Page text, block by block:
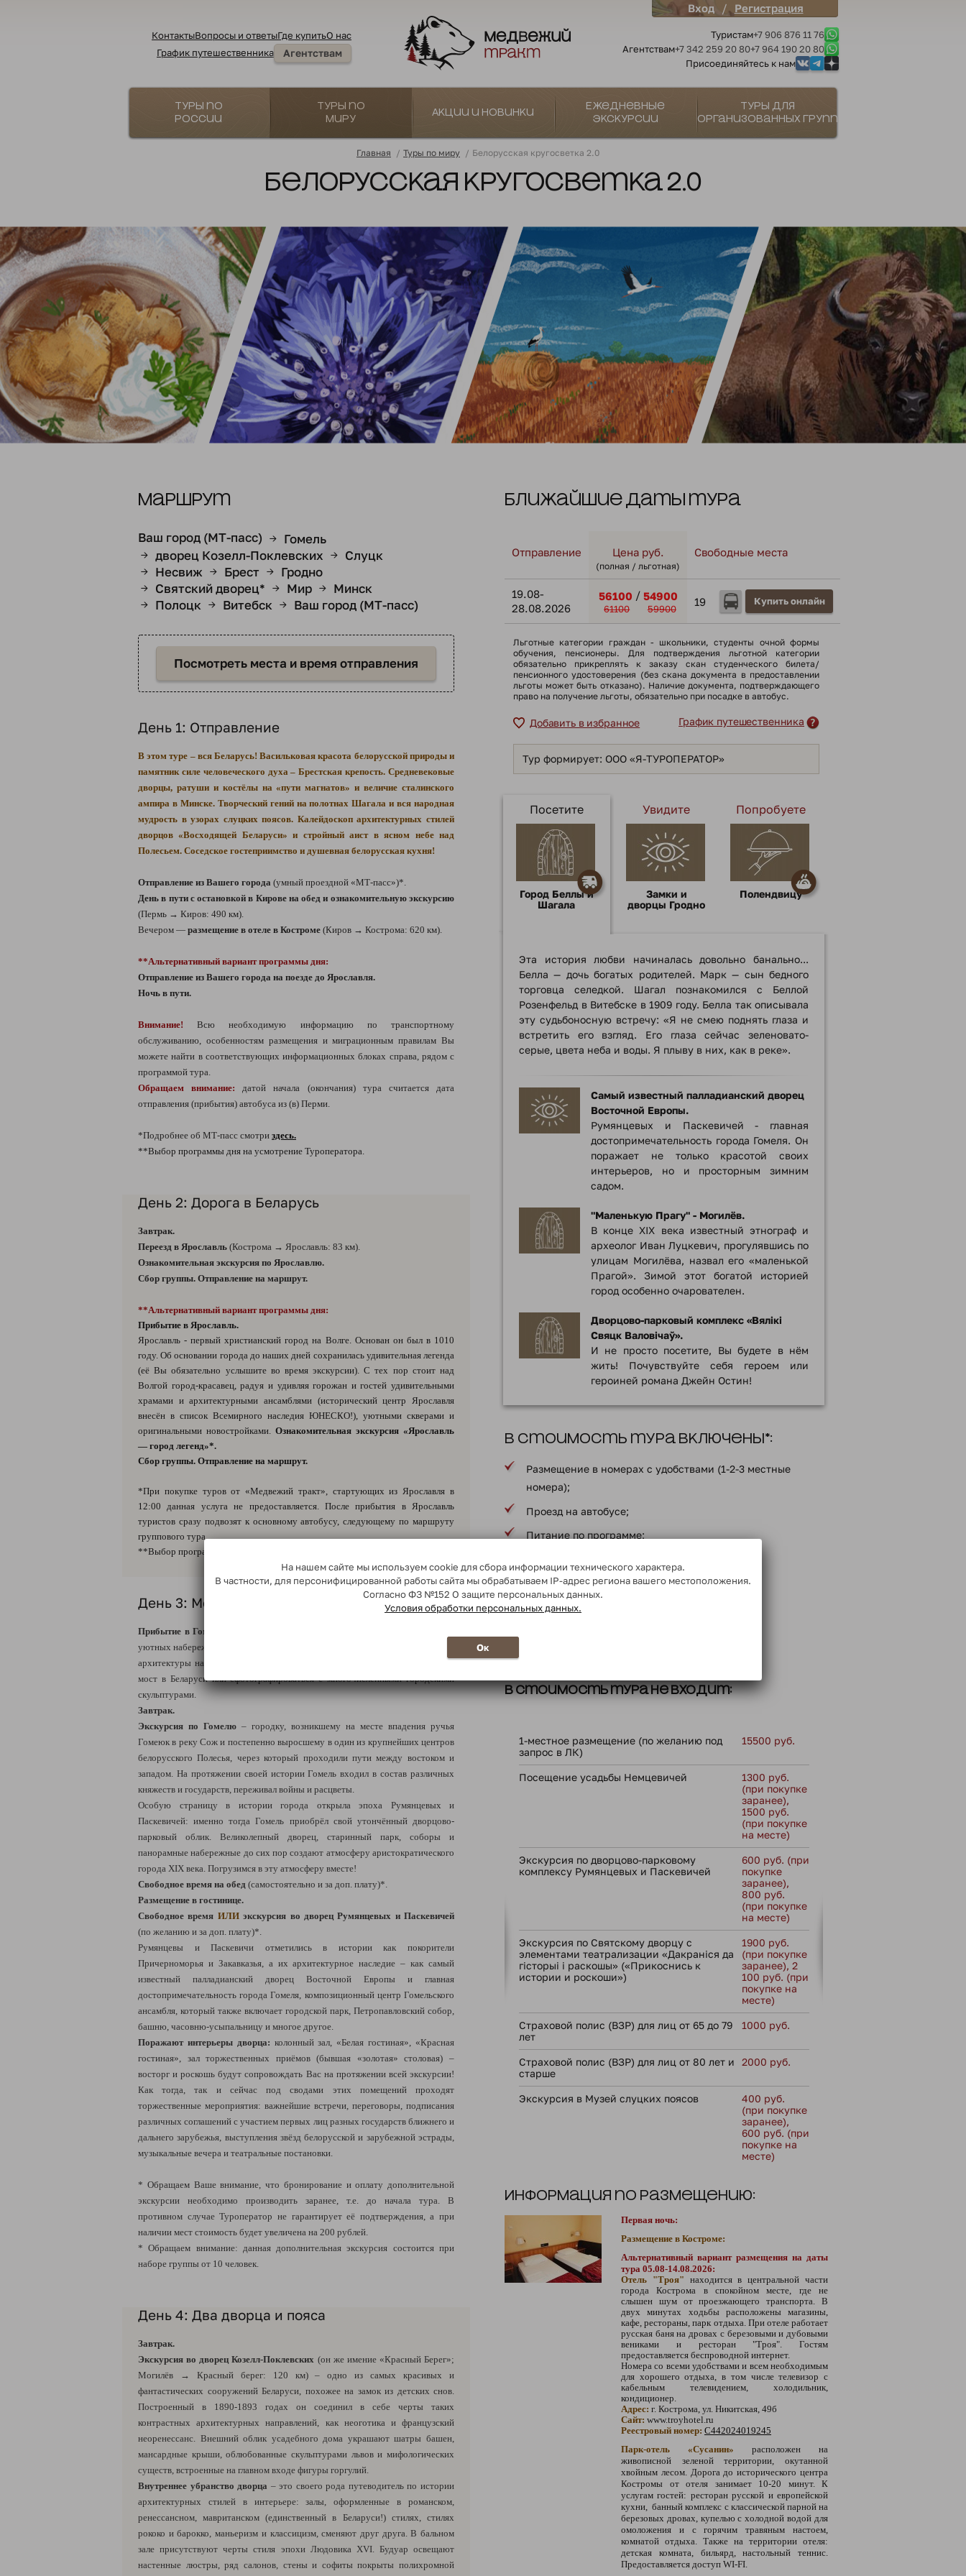
Вход / Регистрация
КонтактыВопросы и ответыГде купитьО нас
График путешественника
Агентствам
Туристам+7 906 876 11 76
Агентствам+7 342 259 20 80+7 964 190 20 80
Присоединяйтесь к нам
Туры по
России
Туры по
миру
Акции и новинки
Ежедневные
экскурсии
Туры для
организованных групп
Главная / Туры по миру / Белорусская кругосветка 2.0
Белорусская кругосветка 2.0
Маршрут
Ваш город (МТ-пасс) → Гомель
→ дворец Козелл-Поклевских → Слуцк
→ Несвиж → Брест → Гродно
→ Святский дворец* → Мир → Минск
→ Полоцк → Витебск → Ваш город (МТ-пасс)
Посмотреть места и время отправления
День 1: Отправление
В этом туре – вся Беларусь! Васильковая красота белорусской природы и
памятник силе человеческого духа – Брестская крепость. Средневековые
дворцы, ратуши и костёлы на «пути магнатов» и величие сталинского
ампира в Минске. Творческий гений на полотнах Шагала и вся народная
мудрость в узорах слуцких поясов. Калейдоскоп архитектурных стилей
дворцов «Восходящей Беларуси» и стройный аист в ясном небе над
Полесьем. Соседское гостеприимство и душевная белорусская кухня!
Отправление из Вашего города (умный проездной «МТ-пасс»)*.
День в пути с остановкой в Кирове на обед и ознакомительную экскурсию
(Пермь → Киров: 490 км).
Вечером — размещение в отеле в Костроме (Киров → Кострома: 620 км).
**Альтернативный вариант программы дня:
Отправление из Вашего города на поезде до Ярославля.
Ночь в пути.
Внимание! Всю необходимую информацию по транспортному
обслуживанию, особенностям размещения и миграционным правилам Вы
можете найти в соответствующих информационных блоках справа, рядом с
программой тура.
Обращаем внимание:
датой начала (окончания) тура считается дата
отправления (прибытия) автобуса из (в) Перми.
*Подробнее об МТ-пасс смотри здесь.
**Выбор программы дня на усмотрение Туроператора.
День 2: Дорога в Беларусь
Завтрак.
Переезд в Ярославль (Кострома → Ярославль: 83 км).
Ознакомительная экскурсия по Ярославлю.
Сбор группы. Отправление на маршрут.
**Альтернативный вариант программы дня:
Прибытие в Ярославль.
Ярославль - первый христианский город на Волге. Основан он был в 1010
году. Об основании города до наших дней сохранилась удивительная легенда
(её Вы обязательно услышите во время экскурсии). С тех пор стоит над
Волгой город-красавец, радуя и удивляя горожан и гостей удивительными
храмами и архитектурными ансамблями (исторический центр Ярославля
внесён в список Всемирного наследия ЮНЕСКО!), уютными скверами и
оригинальными новостройками. Ознакомительная экскурсия «Ярославль
— город легенд»*.
Сбор группы. Отправление на маршрут.
*При покупке туров от «Медвежий тракт», стартующих из Ярославля в
12:00 данная услуга не предоставляется. После прибытия в Ярославль
туристов сразу подвозят к основному автобусу, следующему по маршруту
группового тура.
**Выбор программы дня на усмотрение Туроператора.
День 3: Могилёв и Гомель
Прибытие в Гомель
уютных набережных. Город,
архитектуры на центральных улицах, перейти самый длинный пешеходный
мост в Беларуси или сфотографироваться с многочисленными городскими
скульптурами.
Завтрак.
Экскурсия по Гомелю – городку, возникшему на месте впадения ручья
Гомеюк в реку Сож и постепенно выросшему в одиниз крупнейших центров
белорусского Полесья, через который проходили пути между востоком и
западом. На протяжении своей истории Гомель входил в состав различных
княжеств и государств, переживал войны и расцветы.
Особую страницу в истории города открыла эпоха Румянцевых и
Паскевичей: именно тогда Гомель приобрёл свой утончённый дворцово-
парковый облик. Великолепный дворец, старинный парк, соборы и
панорамные набережные до сих пор создают атмосферу аристократического
города XIX века. Погрузимся в эту атмосферу вместе!
Свободное время на обед (самостоятельно и за доп. плату)*.
Размещение в гостинице.
Свободное время ИЛИэкскурсия во дворец Румянцевых и Паскевичей
(по желанию и за доп. плату)*.
Румянцевы и Паскевичи отметились в истории как покорители
Причерноморья и Закавказья, а их архитектурное наследие – как самый
известный палладианский дворец Восточной Европы и главная
достопримечательность города Гомеля, композиционный центр Гомельского
ансамбля, который также включает городской парк, Петропавловский собор,
башню, часовню-усыпальницу и многое другое.
Поражают интерьеры дворца: колонный зал, «Белая гостиная», «Красная
гостиная», зал торжественных приёмов (бывшая «золотая» столовая) –
восторг и роскошь будут сопровождать Вас на протяжении всей экскурсии!
Как тогда, так и сейчас под сводами этих помещений проходят
торжественные мероприятия: важнейшие встречи, переговоры, подписания
различных соглашений с участием первых лиц разных государств ближнего и
дальнего зарубежья, выступления звёзд белорусской и зарубежной эстрады,
музыкальные вечера и театральные постановки.
* Обращаем Ваше внимание, что бронирование и оплату дополнительной
экскурсии необходимо производить заранее, т.е. до начала тура. В
противном случае Туроператор не гарантирует её подтверждения, а при
наличии мест стоимость будет увеличена на 200 рублей.
* Обращаем внимание: данная дополнительная экскурсия состоится при
наборе группы от 10 человек.
День 4: Два дворца и пояса
Завтрак.
Экскурсия во дворец Козелл-Поклевских (он же имение «Красный Берег»;
Могилёв → Красный берег: 120 км) – одно из самых красивых и
фантастических сооружений Беларуси, похожее на замок из детских снов.
Построенный в 1890-1893 годах он соединил в себе черты таких
контрастных архитектурных направлений, как неоготика и французский
неоренессанс. Внешний облик усадебного дома украшают шатры башен,
мансардные крыши, облюбованные скульптурами львов и мифологических
существ, встроенные на главном входе фигуры горгулий.
Внутреннее убранство дворца – это своего рода путеводитель по истории
архитектурных стилей в интерьере: залы, оформленные в романском,
ренессансном, мавританском (единственный в Беларуси!) стилях, стилях
рококо и барокко, маньеризм и классицизм, сменяют друг друга. В бальном
зале присутствуют черты стиля эпохи Людовика XVI. Будуар освещают
настенные люстры, ряд салонов, стены и софиты покрыты полихромной
Ближайшие даты тура
Отправление Цена руб.
(полная / льготная)
Свободные места
19.08-
28.08.2026
56100 / 54900
61100 59900
19 Купить онлайн
Льготные категории граждан - школьники, cтуденты очной формы
обучения, пенсионеры. Для подтверждения льготной категории
обязательно прикреплять к заказу скан студенческого билета/
пенсионного удостоверения (без скана документа в предоставлении
льготы может быть отказано). Наличие документа, подтверждающего
право на получение льготы, обязательно при посадке в автобус.
Добавить в избранное График путешественника
Тур формирует: ООО «Я-ТУРОПЕРАТОР»
Посетите
Город Беллы и
Шагала
Увидите
Замки и
дворцы Гродно
Попробуете
Полендвицу
Эта история любви начиналась довольно банально...
Белла — дочь богатых родителей. Марк — сын бедного
торговца селедкой. Шагал познакомился с Беллой
Розенфельд в Витебске в 1909 году. Белла так описывала
эту судьбоносную встречу: «Я не смею поднять глаза и
встретить его взгляд. Его глаза сейчас зеленовато-
серые, цвета неба и воды. Я плыву в них, как в реке».
Самый известный палладианский дворец
Восточной Европы.
Румянцевых и Паскевичей - главная
достопримечательность города Гомеля. Он
поражает не только красотой своих
интерьеров, но и просторным зимним
садом.
"Маленькую Прагу" - Могилёв.
В конце XIX века известный этнограф и
археолог Иван Луцкевич, прогулявшись по
улицам Могилёва, назвал его «маленькой
Прагой». Зимой этот богатой историей
город особенно очарователен.
Дворцово-парковый комплекс «Вялікі
Свяцк Валовічаў».
И не просто посетите, Вы будете в нём
жить! Почувствуйте себя героем или
героиней романа Джейн Остин!
В стоимость тура включены*:
Размещение в номерах с удобствами (1-2-3 местные
номера);
Проезд на автобусе;
Питание по программе;
Страхование путешественника (см. ниже блок
Информация по страхованию);
В стоимость тура не входит:
1-местное размещение (по желанию под
запрос в ЛК)
15500 руб.
Посещение усадьбы Немцевичей
1300 руб.
(при покупке
заранее),
1500 руб.
(при покупке
на месте)
Экскурсия по дворцово-парковому
комплексу Румянцевых и Паскевичей
600 руб. (при
покупке
заранее),
800 руб.
(при покупке
на месте)
Экскурсия по Святскому дворцу с
элементами театрализации «Дакраніся да
гісторыі і раскошы» («Прикоснись к
истории и роскоши»)
1900 руб.
(при покупке
заранее), 2
100 руб. (при
покупке на
месте)
Страховой полис (ВЗР) для лиц от 65 до 79
лет
1000 руб.
Страховой полис (ВЗР) для лиц от 80 лет и
старше
2000 руб.
Экскурсия в Музей слуцких поясов
400 руб.
(при покупке
заранее),
600 руб. (при
покупке на
месте)
Информация по размещению:
Первая ночь:
Размещение в Костроме:
Альтернативный вариант размещения на даты
тура 05.08-14.08.2026:
Отель "Троя" находится в центральной части
города Кострома в спокойном месте, где не
слышен шум от проезжающего транспорта. В
двух минутах ходьбы расположены магазины,
кафе, рестораны, парк отдыха. При отеле работает
русская баня на дровах с березовыми и дубовыми
вениками и ресторан "Троя". Гостям
предоставляется беспроводной интернет.
Номера со всеми удобствами и всем необходимым
для хорошего отдыха, в том числе телевизор с
кабельным телевидением, холодильник,
кондиционер.
Адрес: г. Кострома, ул. Никитская, 49б
Сайт: www.troyhotel.ru
Реестровый номер: С442024019245
Парк-отель «Сусанин» расположен на
живописной зеленой территории, окутанной
хвойным лесом. Дорога до исторического центра
Костромы от отеля занимает 10-20 минут. К
услугам гостей: ресторан русской и европейской
кухни, банный комплекс с классической парной на
березовых дровах, купелью с холодной водой для
омоложения и с горячим травяным настоем,
комнатой отдыха. Также на территории отеля:
детская комната, бильярд, настольный теннис.
Предоставляется доступ WI-FI.
На нашем сайте мы используем cookie для сбора информации технического характера.
В частности, для персонифицированной работы сайта мы обрабатываем IP-адрес региона вашего местоположения.
Согласно ФЗ №152 О защите персональных данных.
Условия обработки персональных данных.
Ок